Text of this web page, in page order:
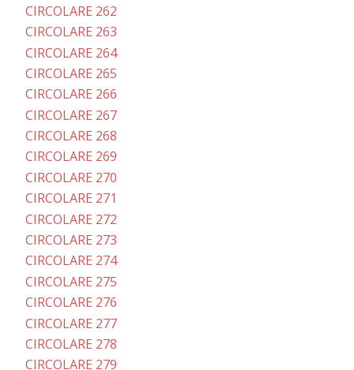
CIRCOLARE 262
CIRCOLARE 263
CIRCOLARE 264
CIRCOLARE 265
CIRCOLARE 266
CIRCOLARE 267
CIRCOLARE 268
CIRCOLARE 269
CIRCOLARE 270
CIRCOLARE 271
CIRCOLARE 272
CIRCOLARE 273
CIRCOLARE 274
CIRCOLARE 275
CIRCOLARE 276
CIRCOLARE 277
CIRCOLARE 278
CIRCOLARE 279